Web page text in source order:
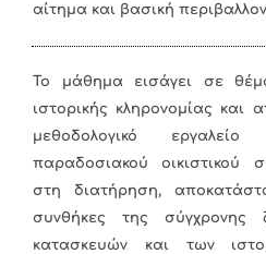
αίτημα και βασική
Το μάθημα εισάγει σε
ιστορικής κληρονομίας και
μεθοδολογικό
παραδοσιακού οικιστικού
στη διατήρηση,
συνθήκες της σύγχρονης
κατασκευών και των